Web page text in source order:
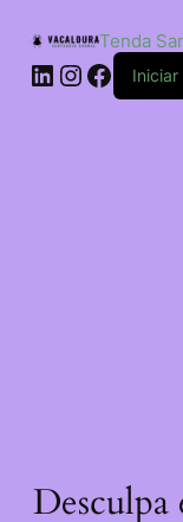
contido
Tenda
LinkedInIniciar
Desculpa